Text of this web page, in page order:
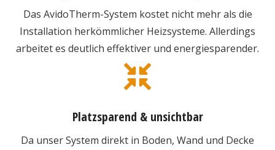
Das AvidoTherm-System kostet nicht mehr als die
Installation herkömmlicher Heizsysteme. Allerdings
arbeitet es deutlich effektiver und energiesparender.
Platzsparend & unsichtbar
Da unser System direkt in Boden, Wand und Decke